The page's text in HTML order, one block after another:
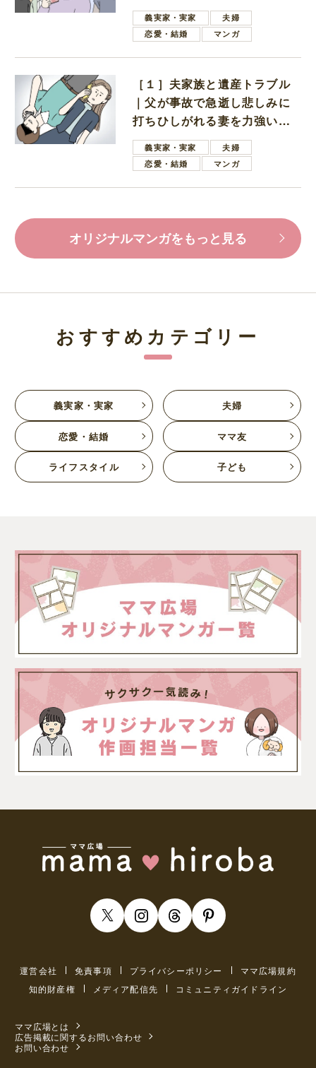
母義実家・実家
夫婦
恋愛・結婚
マンガ
［１］夫家族と遺産トラブル
｜父が事故で急逝し悲しみに
打ちひしがれる妻を力強い言
葉で励ます夫
義実家・実家
夫婦
恋愛・結婚
マンガ
オリジナルマンガをもっと見る
おすすめカテゴリー
義実家・実家 夫婦
恋愛・結婚 ママ友
ライフスタイル 子ども
運営会社 免責事項 プライバシーポリシー
ママ広場規約
知的財産権
メディア配信先 コミュニティガイドライン
ママ広場とは
広告掲載に関するお問い合わせ
お問い合わせ